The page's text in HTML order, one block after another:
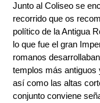
Junto al Coliseo se
recorrido que os
político de la Antigua
lo que fue el gran
romanos
templos más antiguos
así como las altas
conjunto conviene